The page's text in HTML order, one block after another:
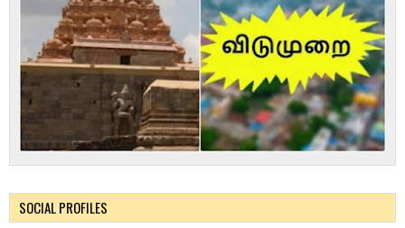
SOCIAL PROFILES